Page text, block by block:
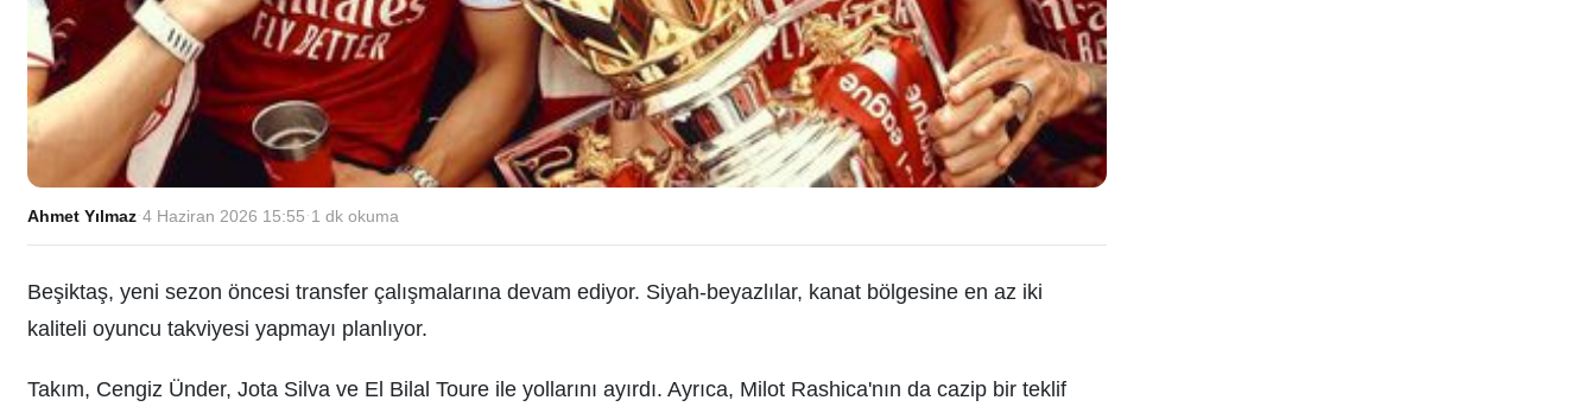
Ahmet Yılmaz·4 Haziran 2026 15:55 · 1 dk okuma
Beşiktaş, yeni sezon öncesi transfer çalışmalarına devam ediyor. Siyah-beyazlılar, kanat bölgesine en az iki
kaliteli oyuncu takviyesi yapmayı planlıyor.
Takım, Cengiz Ünder, Jota Silva ve El Bilal Toure ile yollarını ayırdı. Ayrıca, Milot Rashica'nın da cazip bir teklif